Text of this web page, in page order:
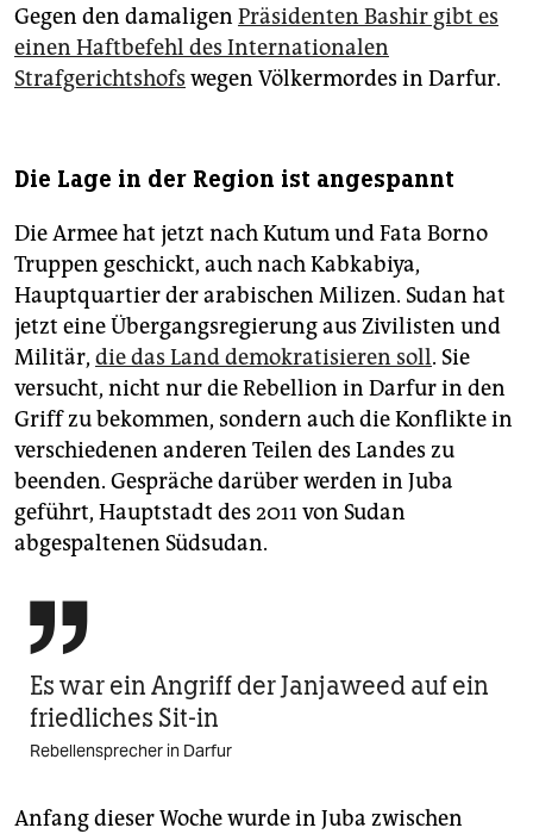
Gegen den damaligen Präsidenten Bashir gibt es
einen Haftbefehl des Internationalen
Strafgerichtshofs wegen Völkermordes in Darfur.
Die Lage in der Region ist angespannt
Die Armee hat jetzt nach Kutum und Fata Borno
Truppen geschickt, auch nach Kabkabiya,
Hauptquartier der arabischen Milizen. Sudan hat
jetzt eine Übergangsregierung aus Zivilisten und
Militär, die das Land demokratisieren soll. Sie
versucht, nicht nur die Rebellion in Darfur in den
Griff zu bekommen, sondern auch die Konflikte in
verschiedenen anderen Teilen des Landes zu
beenden. Gespräche darüber werden in Juba
geführt, Hauptstadt des 2011 von Sudan
abgespaltenen Südsudan.

Es war ein Angriff der Janjaweed auf ein
friedliches Sit-in
Rebellensprecher in Darfur
Anfang dieser Woche wurde in Juba zwischen